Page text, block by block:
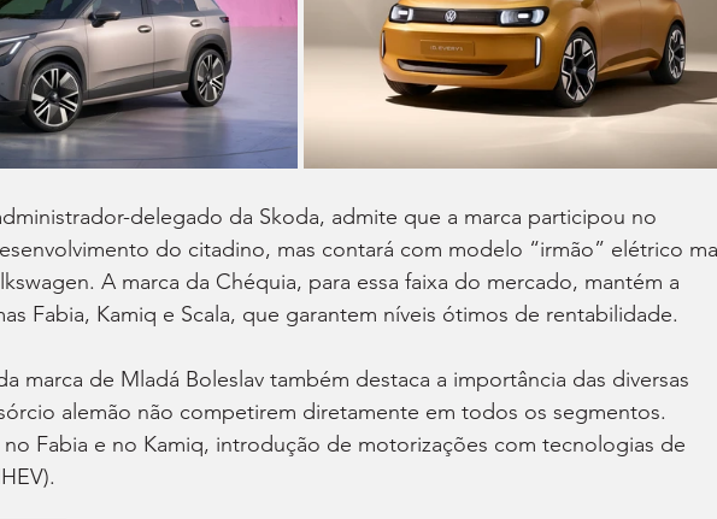
delegado da Skoda, admite que a marca participou no
do citadino, mas contará com modelo “irmão” elétrico
A marca da Chéquia, para essa faixa do mercado, mantém a
Fabia, Kamiq e Scala, que garantem níveis ótimos de rentabilidade.
marca de Mladá Boleslav também destaca a importância das diversas
alemão não competirem diretamente em todos os segmentos.
no Fabia e no Kamiq, introdução de motorizações com tecnologias de